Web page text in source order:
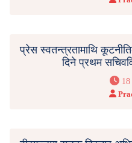
प्रेस स्वतन्त्रतामाथि
दिने प्रथम
18